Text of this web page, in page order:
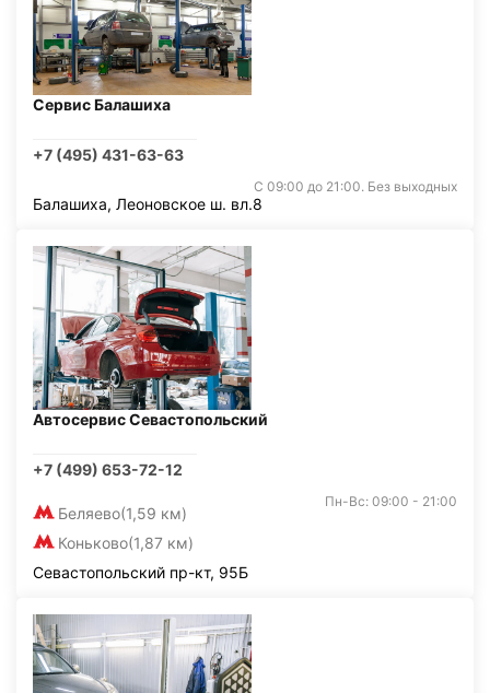
Сервис Балашиха
+7 (495) 431-63-63
С 09:00 до 21:00. Без выходных
Балашиха, Леоновское ш. вл.8
Автосервис Севастопольский
+7 (499) 653-72-12
Беляево(1,59 км)
Коньково(1,87 км)
Пн-Вс: 09:00 - 21:00
Севастопольский пр-кт, 95Б